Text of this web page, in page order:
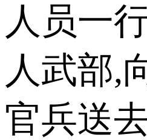
人员一
人武部,
官兵送